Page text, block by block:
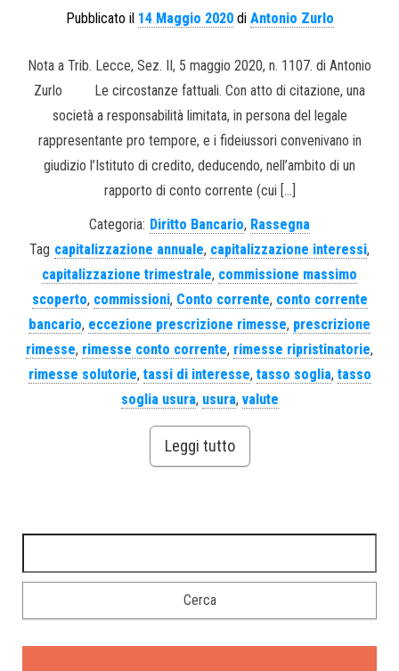
Pubblicato il 14 Maggio 2020di Antonio Zurlo
Nota a Trib. Lecce, Sez. II, 5 maggio 2020, n. 1107. di Antonio
Zurlo Le circostanze fattuali. Con atto di citazione, una
società a responsabilità limitata, in persona del legale
rappresentante pro tempore, e i fideiussori convenivano in
giudizio l’Istituto di credito, deducendo, nell’ambito di un
rapporto di conto corrente (cui […]
Categoria: Diritto Bancario, Rassegna
Tag capitalizzazione annuale, capitalizzazione interessi,
capitalizzazione trimestrale, commissione massimo
scoperto, commissioni, Conto corrente, conto corrente
bancario, eccezione prescrizione rimesse, prescrizione
rimesse, rimesse conto corrente, rimesse ripristinatorie,
rimesse solutorie, tassi di interesse, tasso soglia, tasso
soglia usura, usura, valute
Leggi tutto